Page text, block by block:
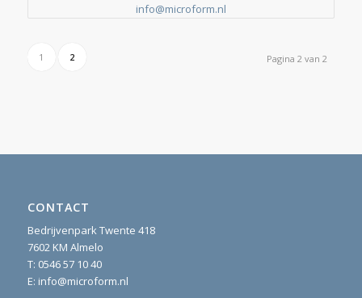
info@microform.nl
Pagina 2 van 2
1 2
CONTACT
Bedrijvenpark Twente 418
7602 KM Almelo
T: 0546 57 10 40
E: info@microform.nl